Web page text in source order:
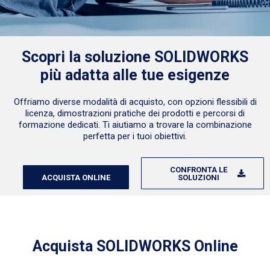
Scopri la soluzione SOLIDWORKS
più adatta alle tue esigenze
Offriamo diverse modalità di acquisto, con opzioni flessibili di
licenza, dimostrazioni pratiche dei prodotti e percorsi di
formazione dedicati. Ti aiutiamo a trovare la combinazione
perfetta per i tuoi obiettivi.
ACQUISTA ONLINE
CONFRONTA LE
SOLUZIONI
Acquista SOLIDWORKS Online